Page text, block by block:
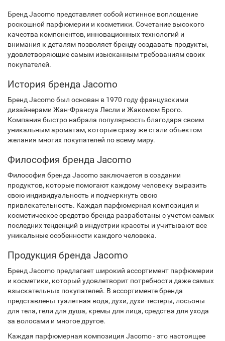
Бренд Jacomo представляет собой истинное воплощение
роскошной парфюмерии и косметики. Сочетание высокого
качества компонентов, инновационных технологий и
внимания к деталям позволяет бренду создавать продукты,
удовлетворяющие самым изысканным требованиям своих
покупателей.
История бренда Jacomo
Бренд Jacomo был основан в 1970 году французскими
дизайнерами Жан-Франсуа Лесли и Жакомом Брого.
Компания быстро набрала популярность благодаря своим
уникальным ароматам, которые сразу же стали объектом
желания многих покупателей по всему миру.
Философия бренда Jacomo
Философия бренда Jacomo заключается в создании
продуктов, которые помогают каждому человеку выразить
свою индивидуальность и подчеркнуть свою
привлекательность. Каждая парфюмерная композиция и
косметическое средство бренда разработаны с учетом самых
последних тенденций в индустрии красоты и учитывают все
уникальные особенности каждого человека.
Продукция бренда Jacomo
Бренд Jacomo предлагает широкий ассортимент парфюмерии
и косметики, который удовлетворит потребности даже самых
взыскательных покупателей. В ассортименте бренда
представлены туалетная вода, духи, духи-тестеры, лосьоны
для тела, гели для душа, кремы для лица, средства для ухода
за волосами и многое другое.
Каждая парфюмерная композиция Jacomo - это настоящее